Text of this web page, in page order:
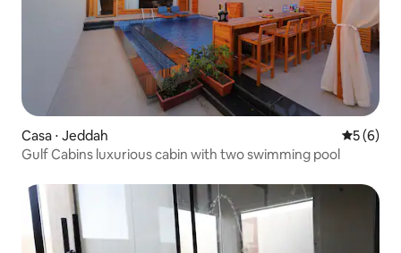
Casa ⋅ Jeddah 5 de
5 (6)
Gulf Cabins luxurious cabin with two swimming pool